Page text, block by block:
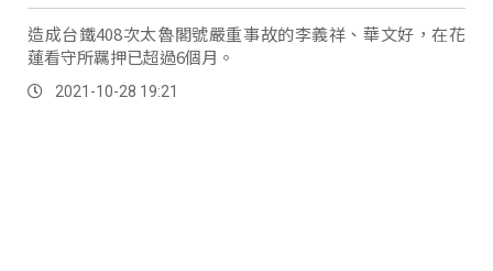
造成台鐵408次太魯閣號嚴重事故的李義祥、華文好，在花
蓮看守所羈押已超過6個月。
2021-10-28 19:21